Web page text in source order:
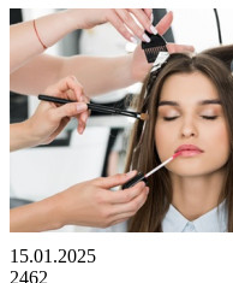
15.01.2025
2462